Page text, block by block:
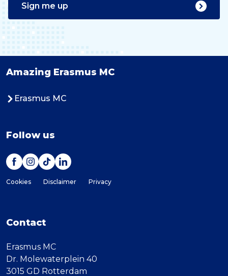
Sign me up
Amazing Erasmus MC
Erasmus MC
Follow us
Cookies Disclaimer Privacy
Contact
Erasmus MC
Dr. Molewaterplein 40
3015 GD Rotterdam